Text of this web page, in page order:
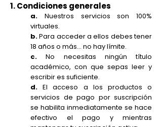
1. Condiciones generales
a. Nuestros servicios son 100%
virtuales.
b.Para acceder a ellos debes tener
18 años o más… no hay límite.
c. No necesitas ningún título
académico, con que sepas leer y
escribir es suficiente.
d. El acceso a los productos o
servicios de pago por suscripción
se habilita inmediatamente se hace
efectivo el pago y mientras